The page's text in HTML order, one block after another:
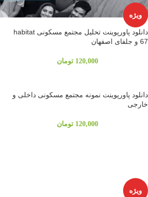
ویژه
دانلود پاورپوینت تحلیل مجتمع مسکونی habitat
67 و جلفای اصفهان
120,000 تومان
دانلود پاورپوینت نمونه مجتمع مسکونی داخلی و
خارجی
120,000 تومان
ویژه